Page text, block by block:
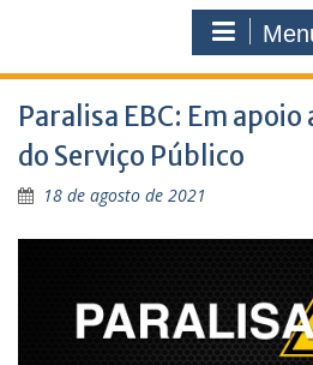
Paralisa EBC: Em apoio
do Serviço Público
18 de agosto de 2021